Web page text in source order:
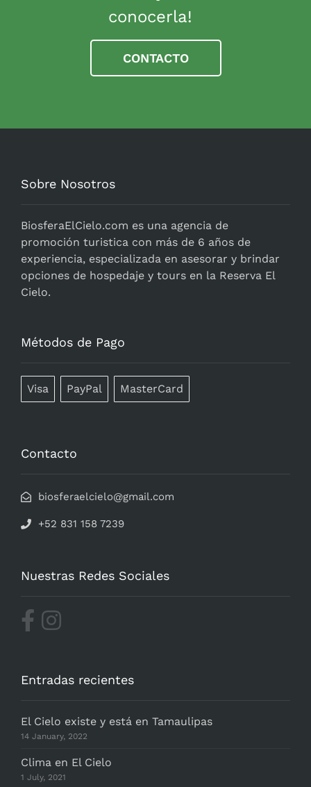
conocerla!
CONTACTO
Sobre Nosotros
BiosferaElCielo.com es una agencia de
promoción turistica con más de 6 años de
experiencia, especializada en asesorar y brindar
opciones de hospedaje y tours en la Reserva El
Cielo.
Métodos de Pago
Visa PayPal MasterCard
Contacto
biosferaelcielo@gmail.com
+52 831 158 7239
Nuestras Redes Sociales
Entradas recientes
El Cielo existe y está en Tamaulipas
14 January, 2022
Clima en El Cielo
1 July, 2021